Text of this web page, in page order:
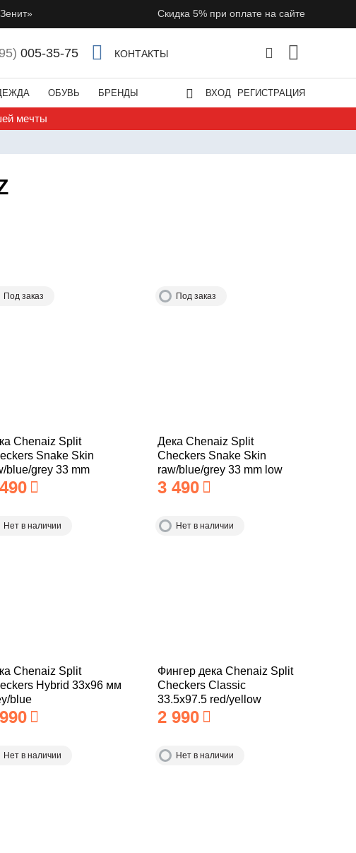
Скидка 5% при оплате на сайте
005-35-75 КОНТАКТЫ
ОБУВЬ БРЕНДЫ ВХОД РЕГИСТРАЦИЯ
мечты
Под заказ
Chenaiz Split
Snake Skin
blue/grey 33 mm
Под заказ
Дека Chenaiz Split
Checkers Snake Skin
raw/blue/grey 33 mm low
3 490
Нет в наличии
Chenaiz Split
Hybrid 33x96 мм
blue
Нет в наличии
Фингер дека Chenaiz Split
Checkers Classic
33.5x97.5 red/yellow
2 990
Нет в наличии Нет в наличии